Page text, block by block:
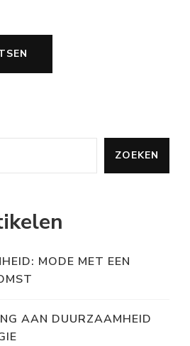
ZOEKEN
MODE MET EEN
AAN DUURZAAMHEID